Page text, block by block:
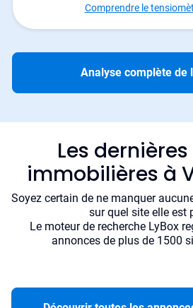
Comprendre le
Analyse complète de
Les
immobilières à
Soyez certain de ne manquer
sur quel site elle est
Le moteur de recherche LyBox
annonces de plus de 1500